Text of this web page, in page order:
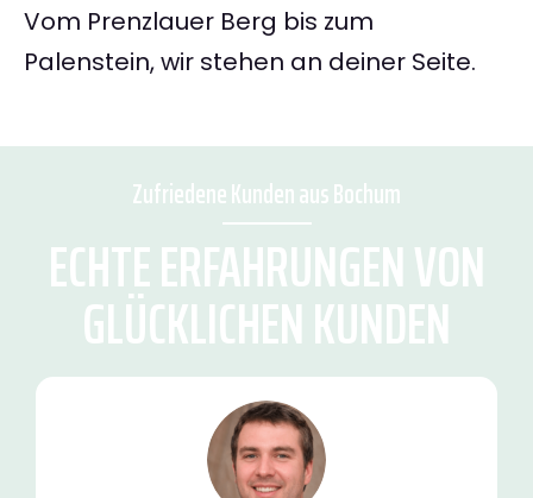
Vom Prenzlauer Berg bis zum
Palenstein, wir stehen an deiner Seite.
Zufriedene Kunden aus Bochum
ECHTE ERFAHRUNGEN VON
GLÜCKLICHEN KUNDEN